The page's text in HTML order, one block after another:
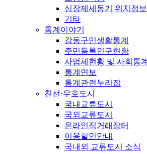
심장제세동기 위치정보
기타
통계이야기
강동구민생활통계
주민등록인구현황
사업체현황 및 사회통계
통계연보
통계관련누리집
친선·우호도시
국내교류도시
국외교류도시
온라인직거래장터
이용할인안내
국내외 교류도시 소식